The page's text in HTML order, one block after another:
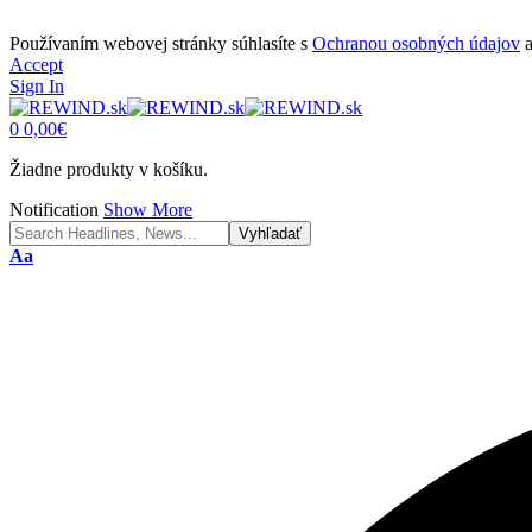
Používaním webovej stránky súhlasíte s Ochranou osobných údajov
Accept
Sign In
0 0,00€
Žiadne produkty v košíku.
Notification Show More
Font
Aa